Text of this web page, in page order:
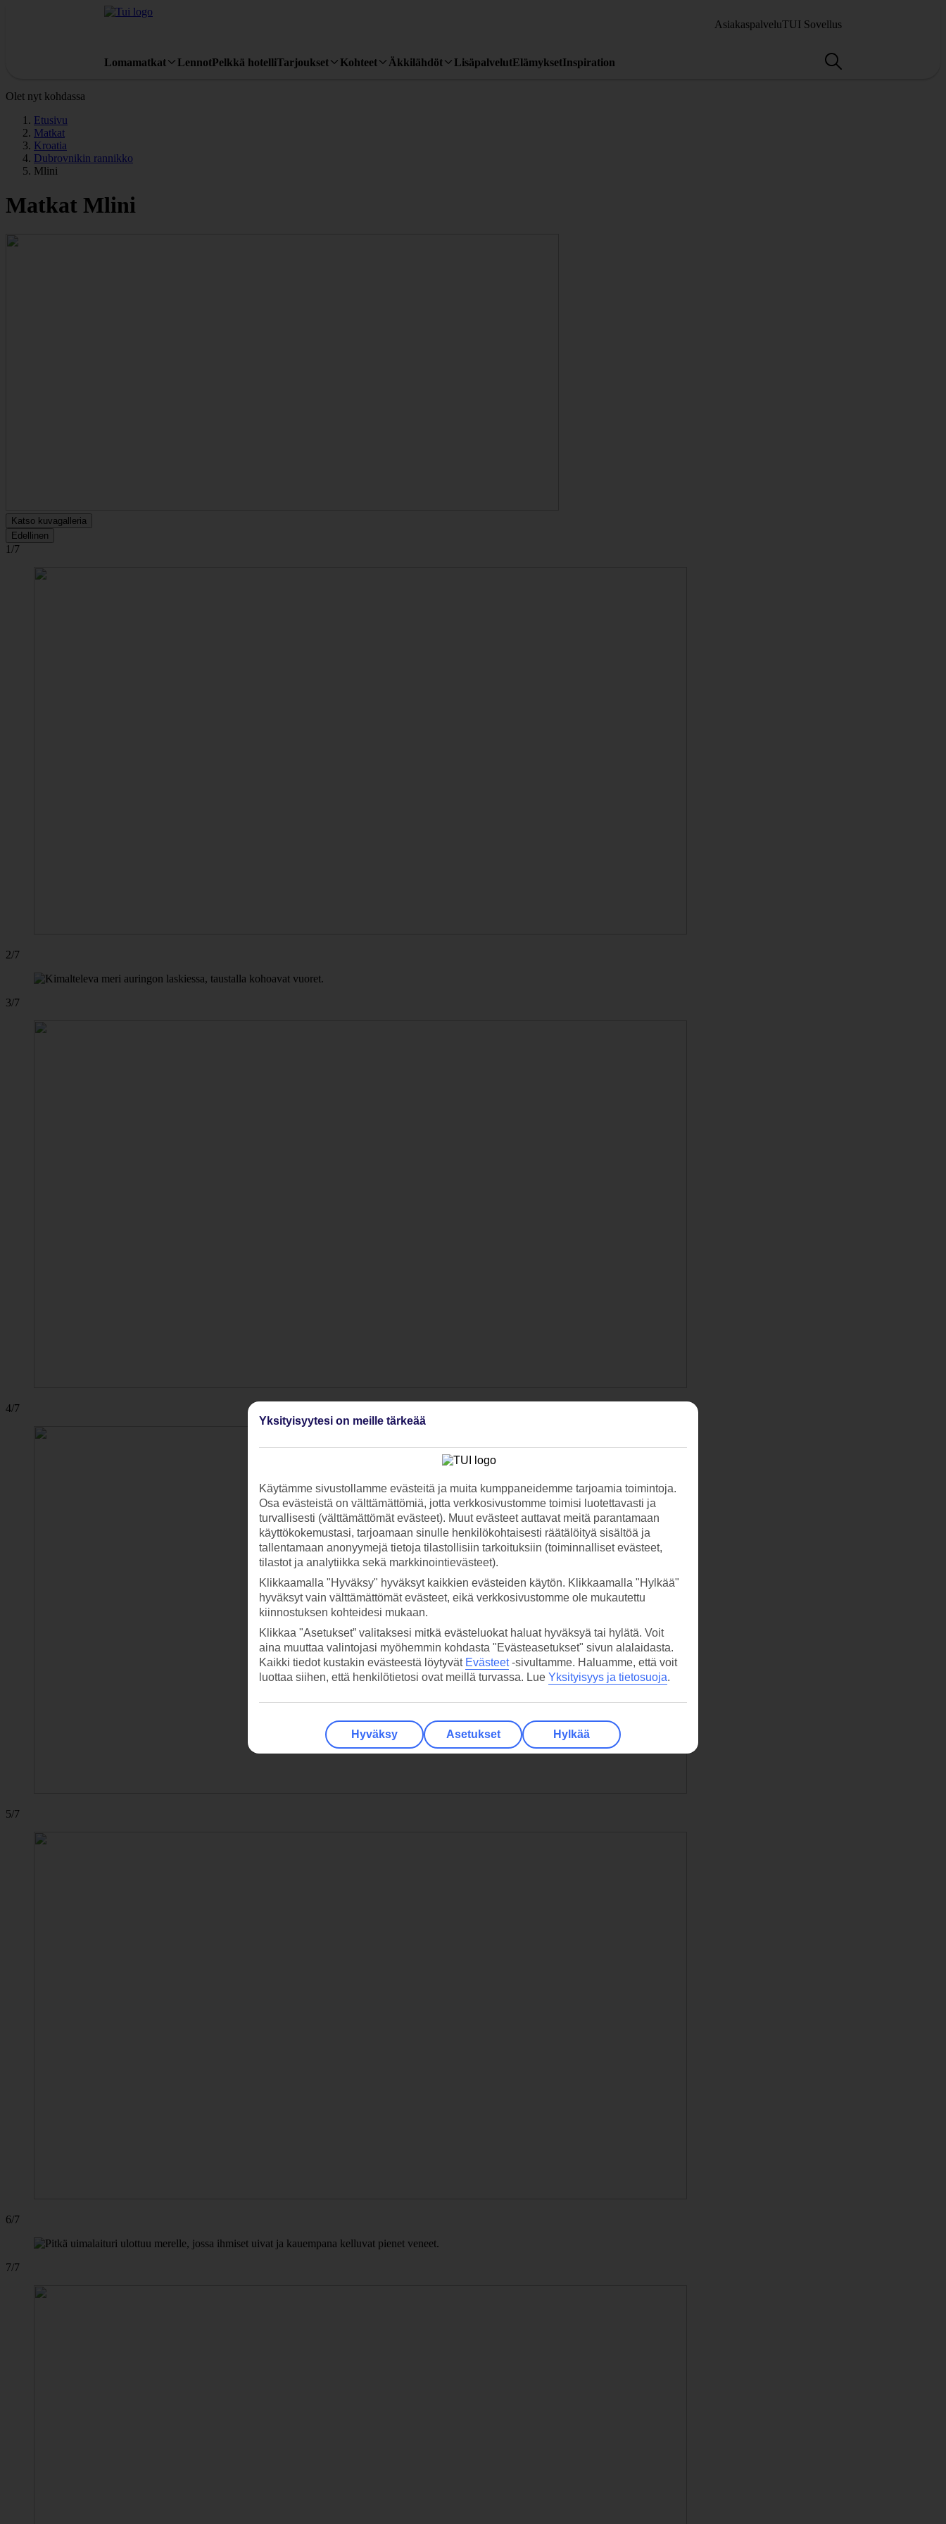
AsiakaspalveluTUI Sovellus
Lomamatkat LennotPelkkä hotelliTarjoukset Kohteet Äkkilähdöt LisäpalvelutElämyksetInspiration
Olet nyt kohdassa
Etusivu
Matkat
Kroatia
Dubrovnikin rannikko
Mlini
Matkat Mlini
Katso kuvagalleria
Edellinen
1/7
2/7
3/7
4/7
5/7
6/7
7/7
Yksityisyytesi on meille tärkeää
Käytämme sivustollamme evästeitä ja muita kumppaneidemme tarjoamia toimintoja.
Osa evästeistä on välttämättömiä, jotta verkkosivustomme toimisi luotettavasti ja
turvallisesti (välttämättömät evästeet). Muut evästeet auttavat meitä parantamaan
käyttökokemustasi, tarjoamaan sinulle henkilökohtaisesti räätälöityä sisältöä ja
tallentamaan anonyymejä tietoja tilastollisiin tarkoituksiin (toiminnalliset evästeet,
tilastot ja analytiikka sekä markkinointievästeet).
Klikkaamalla "Hyväksy" hyväksyt kaikkien evästeiden käytön. Klikkaamalla "Hylkää"
hyväksyt vain välttämättömät evästeet, eikä verkkosivustomme ole mukautettu
kiinnostuksen kohteidesi mukaan.
Klikkaa "Asetukset” valitaksesi mitkä evästeluokat haluat hyväksyä tai hylätä. Voit
aina muuttaa valintojasi myöhemmin kohdasta "Evästeasetukset" sivun alalaidasta.
Kaikki tiedot kustakin evästeestä löytyvät Evästeet-sivultamme. Haluamme, että voit
luottaa siihen, että henkilötietosi ovat meillä turvassa. Lue Yksityisyys ja tietosuoja.
Hyväksy Asetukset Hylkää